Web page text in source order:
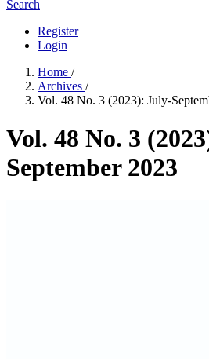
Search
Register
Login
Home /
Archives /
Vol. 48 No. 3 (2023): July-
Vol. 48 No. 3
September 2023